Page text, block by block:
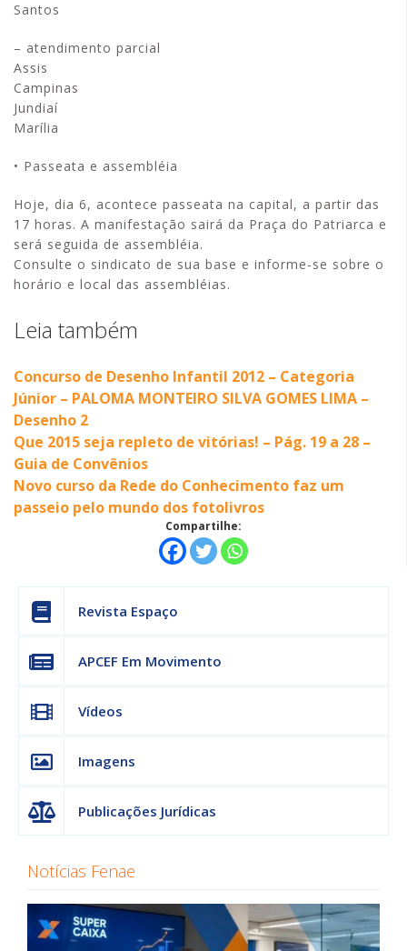
Santos
– atendimento parcial
Assis
Campinas
Jundiaí
Marília
• Passeata e assembléia
Hoje, dia 6, acontece passeata na capital, a partir das
17 horas. A manifestação sairá da Praça do Patriarca e
será seguida de assembléia.
Consulte o sindicato de sua base e informe-se sobre o
horário e local das assembléias.
Leia também
Concurso de Desenho Infantil 2012 – Categoria
Júnior – PALOMA MONTEIRO SILVA GOMES LIMA –
Desenho 2
Que 2015 seja repleto de vitórias! – Pág. 19 a 28 –
Guia de Convênios
Novo curso da Rede do Conhecimento faz um
passeio pelo mundo dos fotolivros
Compartilhe:
Revista Espaço
APCEF Em Movimento
Vídeos
Imagens
Publicações Jurídicas
Notícias Fenae